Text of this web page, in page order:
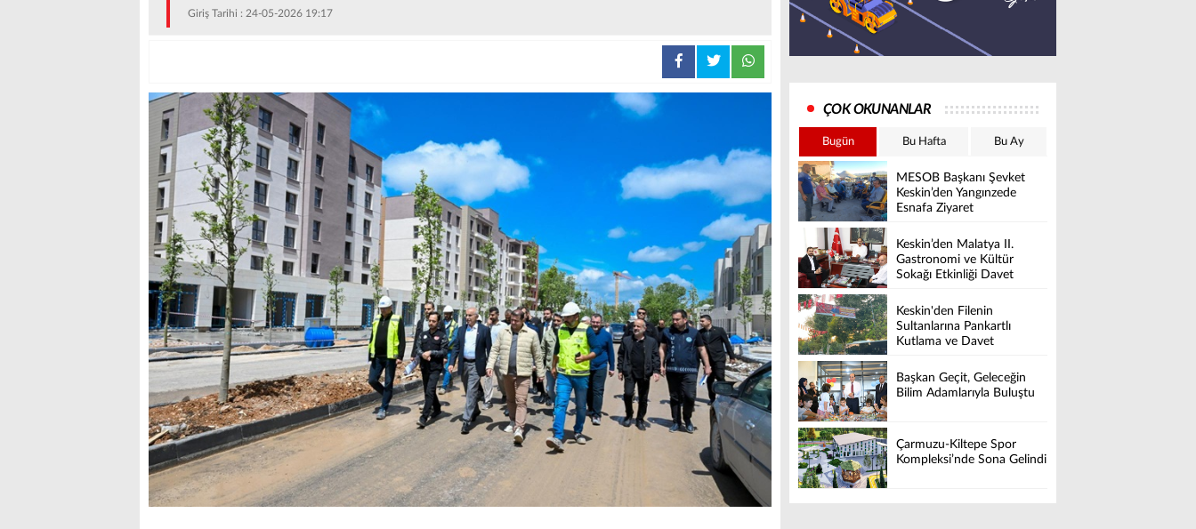
Giriş Tarihi : 24-05-2026 19:17
ÇOK OKUNANLAR
Bugün Bu Hafta Bu Ay
MESOB Başkanı Şevket
Keskin’den Yangınzede
Esnafa Ziyaret
Keskin’den Malatya II.
Gastronomi ve Kültür
Sokağı Etkinliği Davet
Keskin'den Filenin
Sultanlarına Pankartlı
Kutlama ve Davet
Başkan Geçit, Geleceğin
Bilim Adamlarıyla Buluştu
Çarmuzu-Kiltepe Spor
Kompleksi’nde Sona Gelindi